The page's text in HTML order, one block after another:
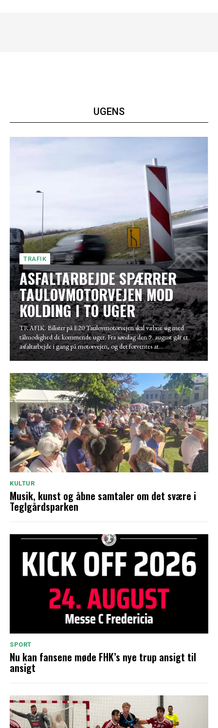
UGENS
TRAFIK
ASFALTARBEJDE SPÆRRER
TAULOVMOTORVEJEN MOD
KOLDING I TO UGER
TRAFIK. Bilister på E20 Taulovmotorvejen skal væbne sig med
tålmodighed de kommende uger. Fra søndag den 9. august går et
asfaltarbejde i gang på motorvejen, og det forventes at...
KULTUR
Musik, kunst og åbne samtaler om det svære i
Teglgårdsparken
SPORT
Nu kan fansene møde FHK’s nye trup ansigt til
ansigt